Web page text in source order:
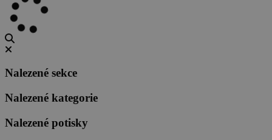
Nalezené sekce
Nalezené kategorie
Nalezené potisky